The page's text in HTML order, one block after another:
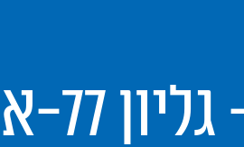
לנכרי